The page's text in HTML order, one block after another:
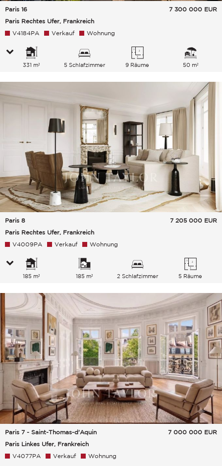
Paris 16
Paris Rechtes Ufer, Frankreich
7 300 000 EUR
V4184PA Verkauf Wohnung
331 m² 5 Schlafzimmer 9 Räume 50 m²
Paris 8
Paris Rechtes Ufer, Frankreich
7 205 000 EUR
V4009PA Verkauf Wohnung
185 m² 185 m² 2 Schlafzimmer 5 Räume
Paris 7 - Saint-Thomas-d'Aquin
Paris Linkes Ufer, Frankreich
7 000 000 EUR
V4077PA Verkauf Wohnung